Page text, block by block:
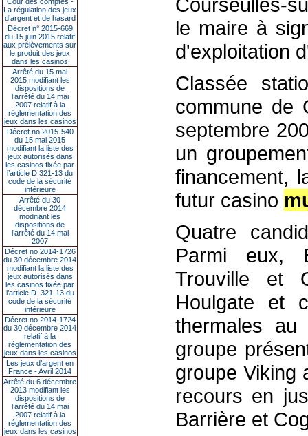
La régulation des jeux
d’argent et de hasard
Décret n° 2015-669
du 15 juin 2015 relatif
aux prélèvements sur
le produit des jeux
dans les casinos
Arrêté du 15 mai
2015 modifiant les
dispositions de
l’arrêté du 14 mai
2007 relatif à la
réglementation des
jeux dans les casinos
Décret no 2015-540
du 15 mai 2015
modifiant la liste des
jeux autorisés dans
les casinos fixée par
l’article D.321-13 du
code de la sécurité
intérieure
Arrêté du 30
décembre 2014
modifiant les
dispositions de
l’arrêté du 14 mai
2007
Décret no 2014-1726
du 30 décembre 2014
modifiant la liste des
jeux autorisés dans
les casinos fixée par
l’article D. 321-13 du
code de la sécurité
intérieure
Décret no 2014-1724
du 30 décembre 2014
relatif à la
réglementation des
jeux dans les casinos
Les jeux d’argent en
France - Avril 2014
Arrêté du 6 décembre
2013 modifiant les
dispositions de
l’arrêté du 14 mai
2007 relatif à la
réglementation des
jeux dans les casinos
le maire à
d'exploitation
Classée
commune de
septembre
un
financement,
futur casino
Quatre
Parmi eux,
Trouville et
Houlgate et
thermales
groupe
groupe Viking
recours en
Barrière et